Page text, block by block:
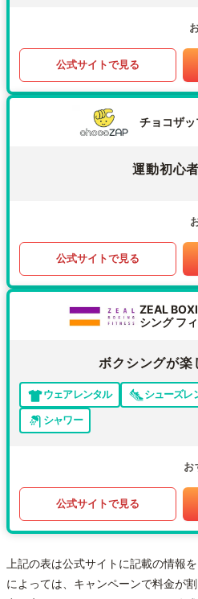
公式サイトで見る
チョコザッ
運動初心
公式サイトで見る
ZEAL
シング フ
ボクシングが楽
ウェアレンタル シューズレ
シャワー
お
公式サイトで見る
上記の表は公式サイトに記載の情報
によっては、キャンペーンで料金が